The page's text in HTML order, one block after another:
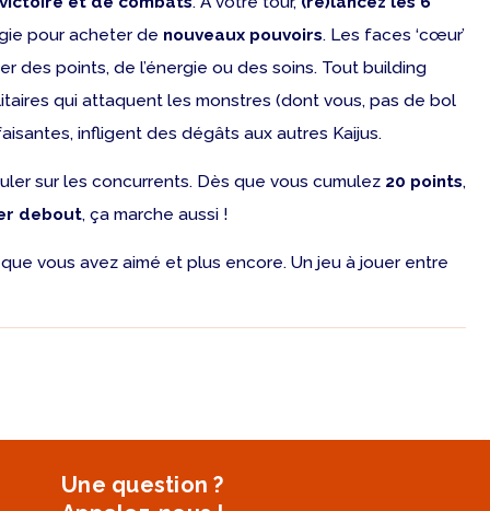
pour acheter de nouveaux pouvoirs. Les faces ‘cœur’
des points, de l’énergie ou des soins. Tout building
qui attaquent les monstres (dont vous, pas de bol
infligent des dégâts aux autres Kaijus.
sur les concurrents. Dès que vous cumulez 20 points,
debout, ça marche aussi !
vous avez aimé et plus encore. Un jeu à jouer entre
Une question ?